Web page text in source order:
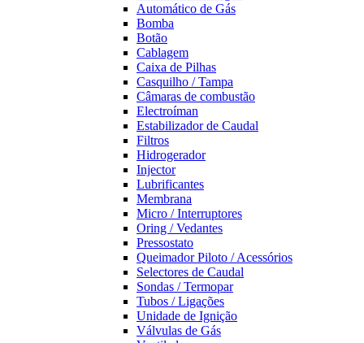
Automático de Gás
Bomba
Botão
Cablagem
Caixa de Pilhas
Casquilho / Tampa
Câmaras de combustão
Electroíman
Estabilizador de Caudal
Filtros
Hidrogerador
Injector
Lubrificantes
Membrana
Micro / Interruptores
Oring / Vedantes
Pressostato
Queimador Piloto / Acessórios
Selectores de Caudal
Sondas / Termopar
Tubos / Ligações
Unidade de Ignição
Válvulas de Gás